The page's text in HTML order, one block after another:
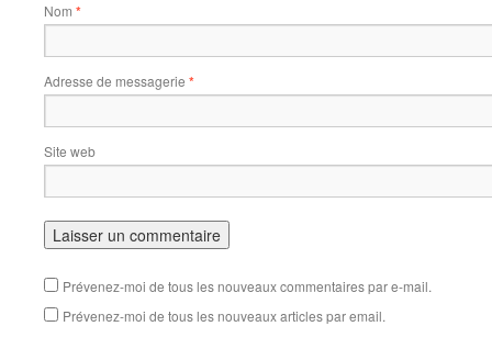
Nom *
Adresse de messagerie *
Site web
Prévenez-moi de tous les nouveaux commentaires par e-mail.
Prévenez-moi de tous les nouveaux articles par email.